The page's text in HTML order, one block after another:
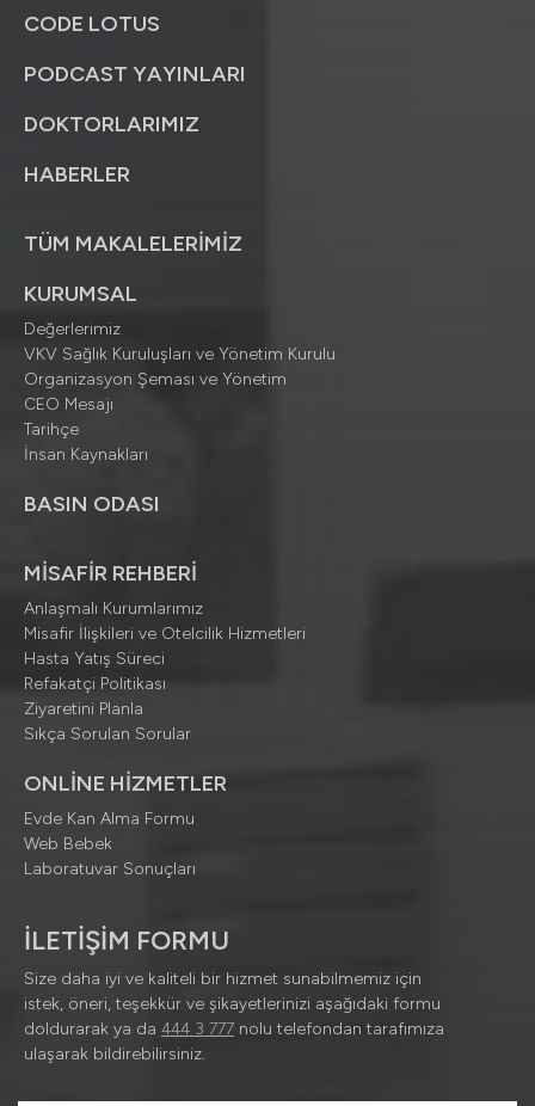
CODE LOTUS
PODCAST YAYINLARI
DOKTORLARIMIZ
HABERLER
TÜM MAKALELERİMİZ
KURUMSAL
Değerlerimiz
VKV Sağlık Kuruluşları ve Yönetim Kurulu
Organizasyon Şeması ve Yönetim
CEO Mesajı
Tarihçe
İnsan Kaynakları
BASIN ODASI
MİSAFİR REHBERİ
Anlaşmalı Kurumlarımız
Misafir İlişkileri ve Otelcilik Hizmetleri
Hasta Yatış Süreci
Refakatçi Politikası
Ziyaretini Planla
Sıkça Sorulan Sorular
ONLİNE HİZMETLER
Evde Kan Alma Formu
Web Bebek
Laboratuvar Sonuçları
İLETİŞİM FORMU
Size daha iyi ve kaliteli bir hizmet sunabilmemiz için
istek, öneri, teşekkür ve şikayetlerinizi aşağıdaki formu
doldurarak ya da 444 3 777 nolu telefondan tarafımıza
ulaşarak bildirebilirsiniz.